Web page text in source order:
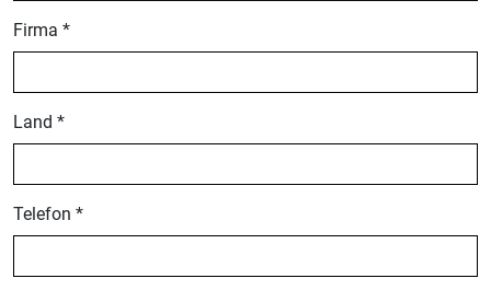
Firma *
Land *
Telefon *